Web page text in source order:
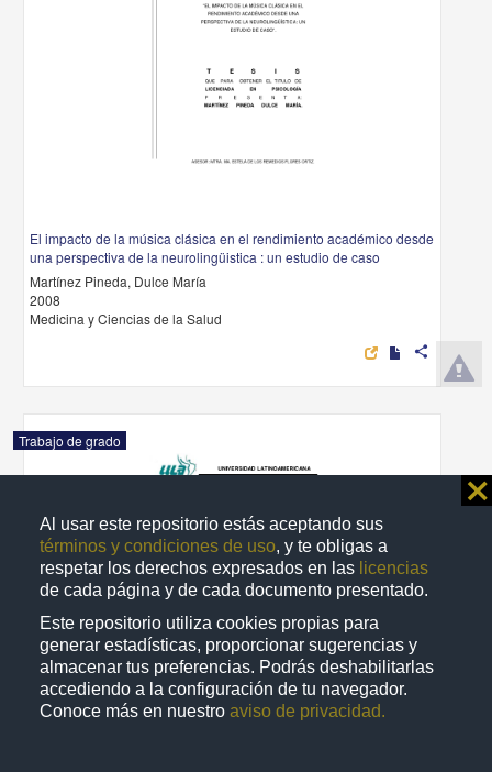
Al usar este repositorio estás aceptando sus
términos y condiciones de uso, y te obligas a
respetar los derechos expresados en las licencias
de cada página y de cada documento presentado.
Este repositorio utiliza cookies propias para
generar estadísticas, proporcionar sugerencias y
almacenar tus preferencias. Podrás deshabilitarlas
accediendo a la configuración de tu navegador.
Conoce más en nuestro aviso de privacidad.
⨯
El impacto de la música clásica en el rendimiento académico desde
una perspectiva de la neurolingüistica : un estudio de caso
Martínez Pineda, Dulce María
2008
Medicina y Ciencias de la Salud
share
Trabajo de grado